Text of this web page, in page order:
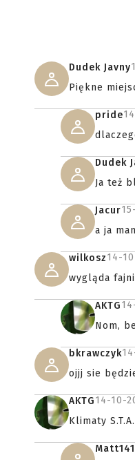
Dudek Javny
Piękne
pride
Dudek
Ja też
Jacur
a ja
wilkosz14-
wygląda
AKTG
Nom,
bkrawczyk
ojjj sie
AKTG14-10-
Klimaty
Matt141